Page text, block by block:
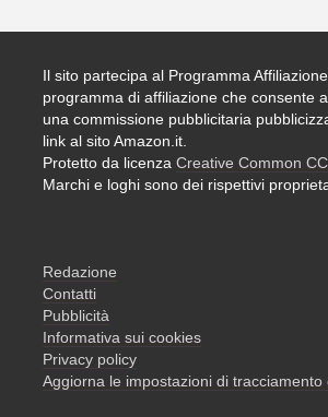
Il sito partecipa al Programma
programma di affiliazione che consente
una commissione pubblicitaria
link al sito Amazon.it.
Protetto da licenza Creative Common
Marchi e loghi sono dei rispettivi
Redazione
Contatti
Pubblicità
Informativa sui cookies
Privacy policy
Aggiorna le impostazioni di tracciamento